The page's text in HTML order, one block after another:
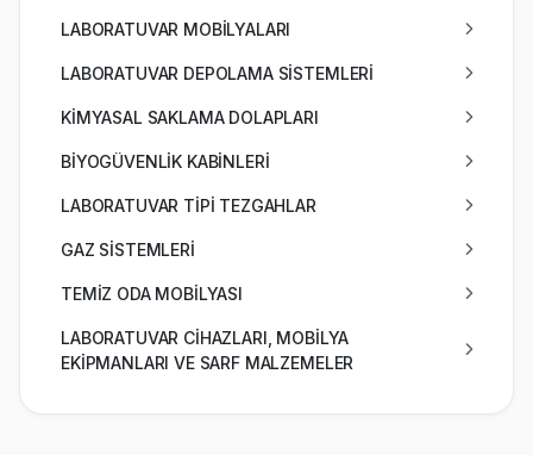
LABORATUVAR MOBİLYALARI
LABORATUVAR DEPOLAMA SİSTEMLERİ
KİMYASAL SAKLAMA DOLAPLARI
BİYOGÜVENLİK KABİNLERİ
LABORATUVAR TİPİ TEZGAHLAR
GAZ SİSTEMLERİ
TEMİZ ODA MOBİLYASI
LABORATUVAR CİHAZLARI, MOBİLYA
EKİPMANLARI VE SARF MALZEMELER